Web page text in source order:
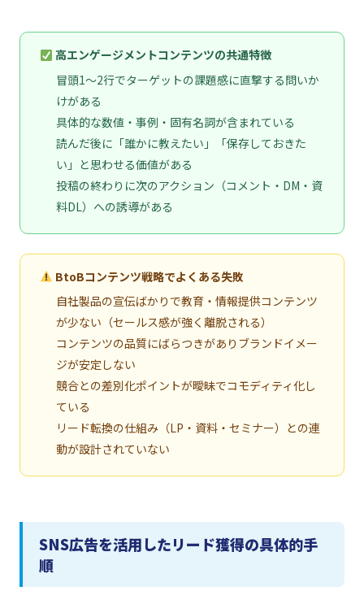
高エンゲージメントコンテンツの共通特徴
冒頭1〜2行でターゲットの課題感に直撃する問いか
けがある
具体的な数値・事例・固有名詞が含まれている
読んだ後に「誰かに教えたい」「保存しておきた
い」と思わせる価値がある
投稿の終わりに次のアクション（コメント・DM・資
料DL）への誘導がある
BtoBコンテンツ戦略でよくある失敗
自社製品の宣伝ばかりで教育・情報提供コンテンツ
が少ない（セールス感が強く離脱される）
コンテンツの品質にばらつきがありブランドイメー
ジが安定しない
競合との差別化ポイントが曖昧でコモディティ化し
ている
リード転換の仕組み（LP・資料・セミナー）との連
動が設計されていない
SNS広告を活用したリード獲得の具体的手
順